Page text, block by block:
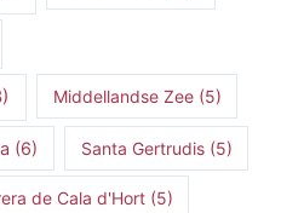
Middellandse Zee(5)
(6) Santa Gertrudis(5)
de Cala d'Hort(5)